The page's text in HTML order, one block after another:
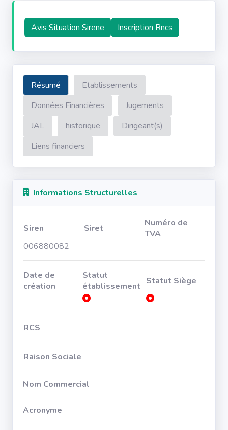
Avis Situation Sirene Inscription Rncs
Résumé
Etablissements
Données Financières
Jugements
JAL
historique
Dirigeant(s)
Liens financiers
Informations Structurelles
Siren Siret
Numéro de
TVA
006880082
Date de
création
Statut
établissement Statut Siège
RCS
Raison Sociale
Nom Commercial
Acronyme